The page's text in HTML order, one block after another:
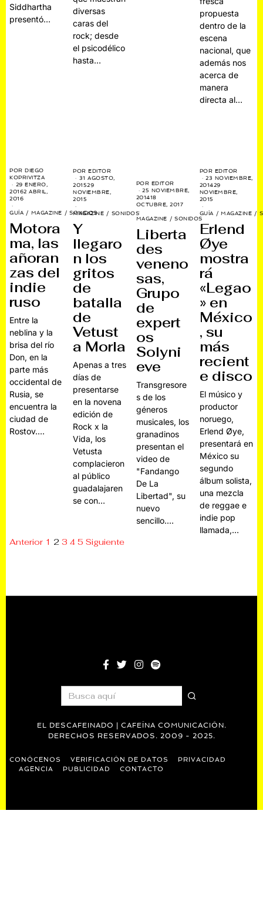
Siddhartha
presentó…
diversas
caras del
rock; desde
el psicodélico
hasta…
propuesta
dentro de la
escena
nacional, que
además nos
acerca de
manera
directa al…
PORDIEGO
KOPRIVITZA
29 ENERO,
20162 ABRIL,
2016
GUÍA / MAGAZINE / SONIDOS
Motora
ma, las
añoran
zas del
indie
ruso
Entre la
neblina y la
brisa del río
Don, en la
parte más
occidental de
Rusia, se
encuentra la
ciudad de
Rostov.…
POREDITOR
31 AGOSTO,
201529
NOVIEMBRE,
2015
MAGAZINE / SONIDOS
Y
llegaro
n los
gritos
de
batalla
de
Vetust
a Morla
Apenas a tres
días de
presentarse
en la novena
edición de
Rock x la
Vida, los
Vetusta
complacieron
al público
guadalajaren
se con…
POR EDITOR
25 NOVIEMBRE,
201418
OCTUBRE, 2017
MAGAZINE / SONIDOS
Liberta
des
veneno
sas,
Grupo
de
expert
os
Solyni
eve
Transgresore
s de los
géneros
musicales, los
granadinos
presentan el
video de
"Fandango
De La
Libertad", su
nuevo
sencillo.…
POR EDITOR
23 NOVIEMBRE,
201429
NOVIEMBRE,
2015
GUÍA / MAGAZINE /
Erlend
Øye
mostra
rá
«Legao
» en
México
, su
más
recient
e disco
El músico y
productor
noruego,
Erlend Øye,
presentará en
México su
segundo
álbum solista,
una mezcla
de reggae e
indie pop
llamada,…
Anterior 1 2 3 4 5 Siguiente
EL DESCAFEINADO | CAFEÍNA COMUNICACIÓN.
DERECHOS RESERVADOS. 2009 - 2025.
CONÓCENOS VERIFICACIÓN DE DATOS
PRIVACIDAD
AGENCIA
PUBLICIDAD CONTACTO